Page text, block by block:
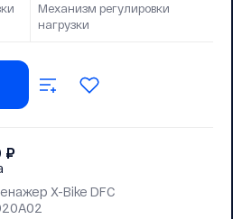
Механизм регулировки
нагрузки
₽
X-Bike DFC